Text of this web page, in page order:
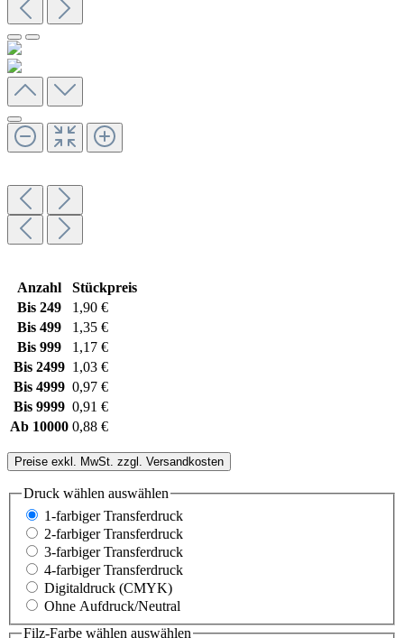
Anzahl
Stückpreis
Bis 249
1,90 €
Bis 499
1,35 €
Bis 999
1,17 €
Bis 2499 1,03 €
Bis 4999 0,97 €
Bis 9999 0,91 €
Ab 10000 0,88 €
Preise exkl. MwSt. zzgl. Versandkosten
Druck wählen auswählen
1-farbiger Transferdruck
2-farbiger Transferdruck
3-farbiger Transferdruck
4-farbiger Transferdruck
Digitaldruck (CMYK)
Ohne Aufdruck/Neutral
Filz-Farbe wählen auswählen